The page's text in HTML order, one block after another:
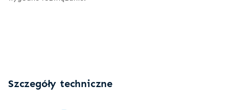
Szczegóły techniczne